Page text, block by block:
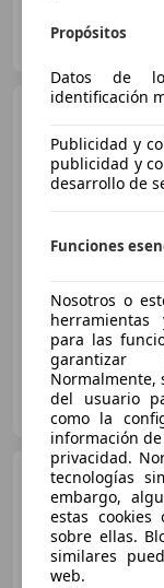
FLEXICAR MADRID
ES-2870 SAN
GT CARS PREMIUM
ES-38639 SAN
Propósitos
Datos de
identificación
Publicidad y
publicidad y
desarrollo de
Funciones
Nosotros o
herramientas
para las
garantizar
Normalmente,
del usuario
como la
información
privacidad.
tecnologías
embargo,
estas
sobre ellas.
similares
web.